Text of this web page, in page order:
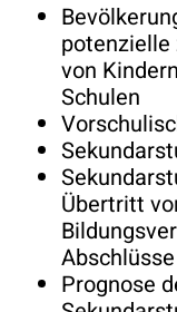
von
Schulen
Übertritt
Prognose